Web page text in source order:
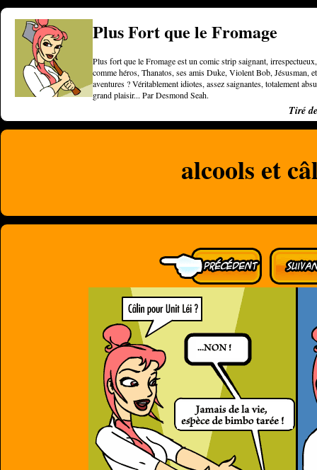
Plus Fort que le Fromage
Plus fort que le Fromage est un comic strip saignant,
comme héros, Thanatos, ses amis Duke, Violent Bob, Jésusman,
aventures ? Véritablement idiotes, assez saignantes, totalement
grand plaisir... Par Desmond Seah.
Tiré
alcools et